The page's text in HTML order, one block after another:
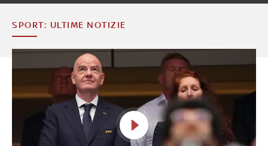
SPORT: ULTIME NOTIZIE